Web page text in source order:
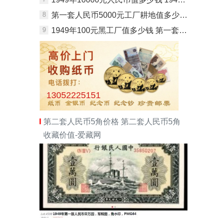
8 第一套人民币5000元工厂耕地值多少钱 第一套人民币5000元工厂耕地价格
9 1949年100元黑工厂值多少钱 第一套人民币100元工厂火车
13052225151
第二套人民币5角价格 第二套人民币5角
收藏价值-爱藏网